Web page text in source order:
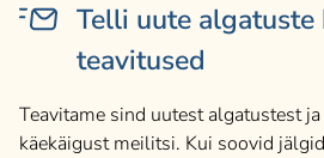
Telli uute algatuste
teavitused
Teavitame sind uutest algatustest
käekäigust meilitsi. Kui soovid